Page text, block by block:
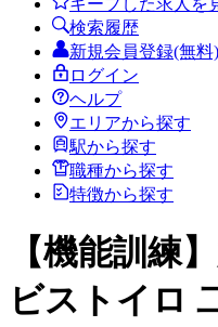
検索履歴
新規会員登録(無料)
ログイン
ヘルプ
エリアから探す
駅から探す
職種から探す
特徴から探す
【機能訓練
ビストイロ